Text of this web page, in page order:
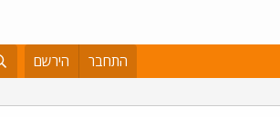
התחבר הירשם